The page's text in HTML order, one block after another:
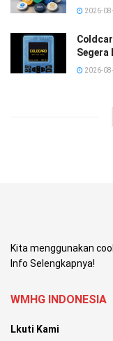
2026-
Segera
2026-
Kita menggunakan
Info Selengkapnya!
WMHG INDONESIA
Lkuti Kami